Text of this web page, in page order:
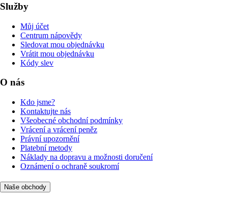
Služby
Můj účet
Centrum nápovědy
Sledovat mou objednávku
Vrátit mou objednávku
Kódy slev
O nás
Kdo jsme?
Kontaktujte nás
Všeobecné obchodní podmínky
Vrácení a vrácení peněz
Právní upozornění
Platební metody
Náklady na dopravu a možnosti doručení
Oznámení o ochraně soukromí
Naše obchody